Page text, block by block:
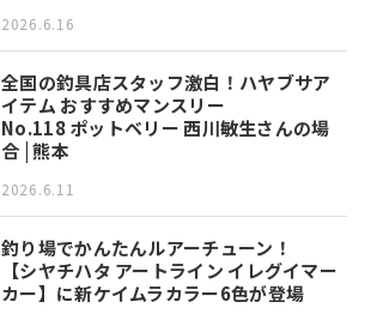
2026.6.16
全国の釣具店スタッフ激白！ハヤブサア
イテム おすすめマンスリー
No.118 ポットベリー 西川敏生さんの場
合 | 熊本
2026.6.11
釣り場でかんたんルアーチューン！
【シヤチハタ アートライン イレグイマー
カー】に新ケイムラカラー6色が登場